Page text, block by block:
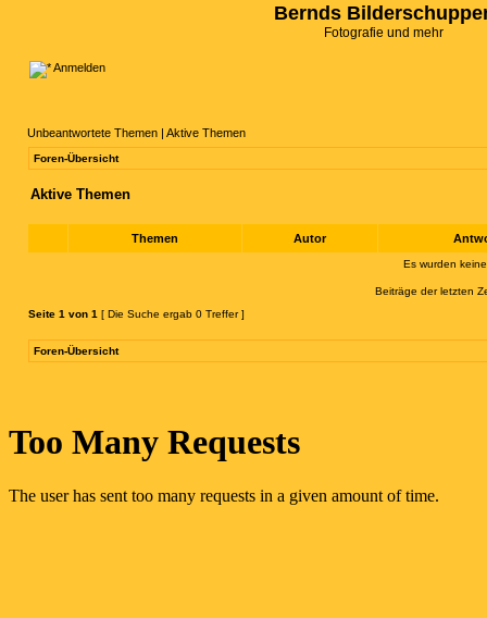
Bernds
Fotografie und mehr
Anmelden
Unbeantwortete Themen | Aktive Themen
Foren-Übersicht
Aktive Themen
Themen Autor
Es wurden
Beiträge der letzten
Seite 1 von 1 [ Die Suche ergab 0 Treffer ]
Foren-Übersicht